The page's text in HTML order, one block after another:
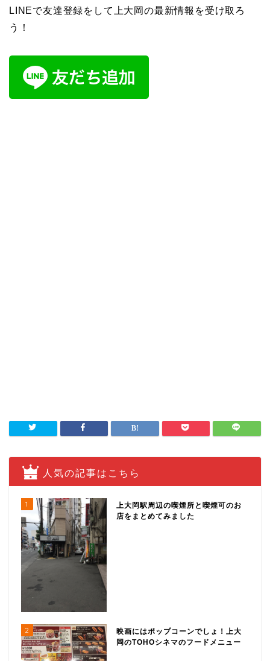
LINEで友達登録をして上大岡の最新情報を受け取ろ
う！
人気の記事はこちら
1
上大岡駅周辺の喫煙所と喫煙可のお
店をまとめてみました
2
映画にはポップコーンでしょ！上大
岡のTOHOシネマのフードメニュー